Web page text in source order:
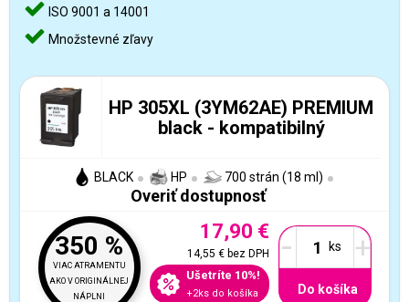
ISO 9001 a 14001
Množstevné zľavy
HP 305XL (3YM62AE) PREMIUM
black - kompatibilný
BLACK HP 700 strán (18 ml)
Overiť dostupnosť
350 %
VIAC ATRAMENTU
AKO V ORIGINÁLNEJ
NÁPLNI
17,90 €
14,55 €bez DPH
Ušetríte 10%!
+2ks do košíka
- +
Do košíka